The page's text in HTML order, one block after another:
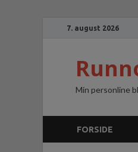
7. august 2026
Min personline
FORSIDE